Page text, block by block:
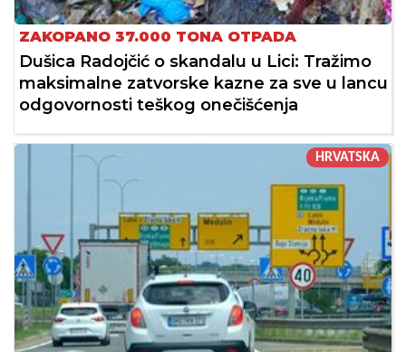
ZAKOPANO 37.000 TONA OTPADA
Dušica Radojčić o skandalu u Lici: Tražimo
maksimalne zatvorske kazne za sve u lancu
odgovornosti teškog onečišćenja
HRVATSKA